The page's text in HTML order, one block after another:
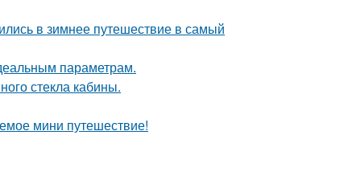
в зимнее путешествие в самый
параметрам.
стекла кабины.
мини путешествие!